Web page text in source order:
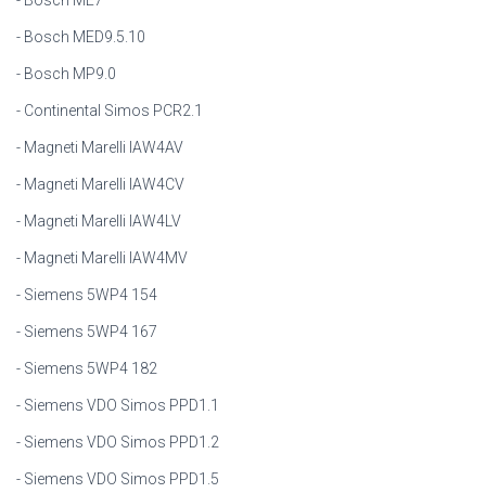
- Bosch MED9.5.10
- Bosch MP9.0
- Continental Simos PCR2.1
- Magneti Marelli IAW4AV
- Magneti Marelli IAW4CV
- Magneti Marelli IAW4LV
- Magneti Marelli IAW4MV
- Siemens 5WP4 154
- Siemens 5WP4 167
- Siemens 5WP4 182
- Siemens VDO Simos PPD1.1
- Siemens VDO Simos PPD1.2
- Siemens VDO Simos PPD1.5